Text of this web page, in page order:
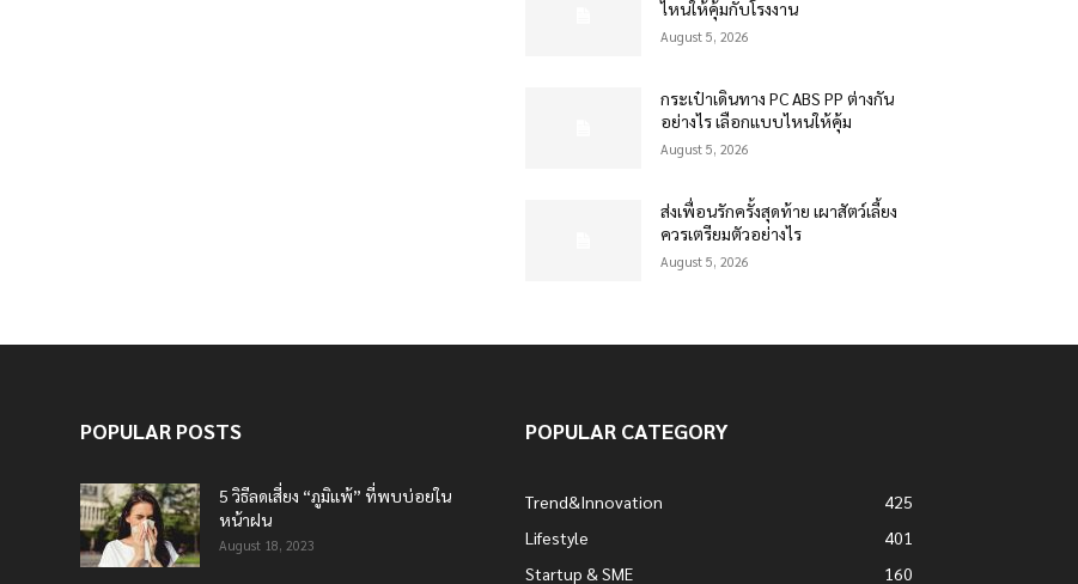
ไหนให้คุ้มกับโรงงาน
August 5, 2026
กระเป๋าเดินทาง PC ABS PP ต่างกัน
อย่างไร เลือกแบบไหนให้คุ้ม
August 5, 2026
ส่งเพื่อนรักครั้งสุดท้าย เผาสัตว์เลี้ยง
ควรเตรียมตัวอย่างไร
August 5, 2026
POPULAR POSTS
5 วิธีลดเสี่ยง “ภูมิแพ้” ที่พบบ่อยใน
หน้าฝน
August 18, 2023
POPULAR CATEGORY
Trend&Innovation
425
Lifestyle
401
Startup & SME
160